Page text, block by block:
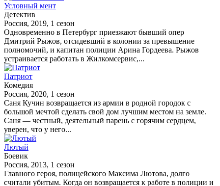
Условный мент
Детектив
Россия, 2019, 1 сезон
Одновременно в Петербург приезжают бывший опер
Дмитрий Рыжов, отсидевший в колонии за превышение
полномочий, и капитан полиции Арина Гордеева. Рыжов
устраивается работать в Жилкомсервис,...
Патриот
Комедия
Россия, 2020, 1 сезон
Саня Кучин возвращается из армии в родной городок с
большой мечтой сделать свой дом лучшим местом на земле.
Саня — честный, деятельный парень с горячим сердцем,
уверен, что у него...
Лютый
Боевик
Россия, 2013, 1 сезон
Главного героя, полицейского Максима Лютова, долго
считали убитым. Когда он возвращается к работе в полиции и